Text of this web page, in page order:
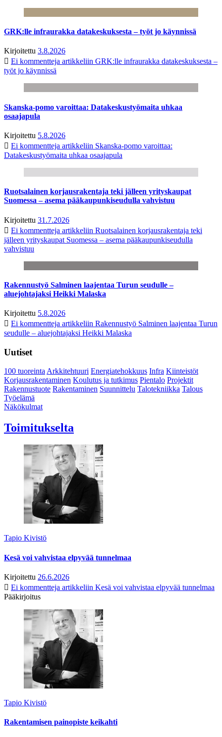
GRK:lle infraurakka datakeskuksesta – työt jo käynnissä
Kirjoitettu 3.8.2026
Ei kommentteja artikkeliin GRK:lle infraurakka datakeskuksesta –
työt jo käynnissä
Skanska-pomo varoittaa: Datakeskustyömaita uhkaa
osaajapula
Kirjoitettu 5.8.2026
Ei kommentteja artikkeliin Skanska-pomo varoittaa:
Datakeskustyömaita uhkaa osaajapula
Ruotsalainen korjausrakentaja teki jälleen yrityskaupat
Suomessa – asema pääkaupunkiseudulla vahvistuu
Kirjoitettu 31.7.2026
Ei kommentteja artikkeliin Ruotsalainen korjausrakentaja teki
jälleen yrityskaupat Suomessa – asema pääkaupunkiseudulla
vahvistuu
Rakennustyö Salminen laajentaa Turun seudulle –
aluejohtajaksi Heikki Malaska
Kirjoitettu 5.8.2026
Ei kommentteja artikkeliin Rakennustyö Salminen laajentaa Turun
seudulle – aluejohtajaksi Heikki Malaska
Uutiset
100 tuoreintaArkkitehtuuri Energiatehokkuus Infra Kiinteistöt
Korjausrakentaminen Koulutus ja tutkimus Pientalo Projektit
Rakennustuote Rakentaminen Suunnittelu Talotekniikka Talous
Työelämä
Näkökulmat
Toimitukselta
Tapio Kivistö
Kesä voi vahvistaa elpyvää tunnelmaa
Kirjoitettu 26.6.2026
Ei kommentteja artikkeliin Kesä voi vahvistaa elpyvää tunnelmaa
Pääkirjoitus
Tapio Kivistö
Rakentamisen painopiste keikahti